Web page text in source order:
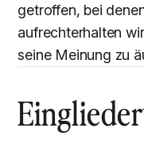
getroffen, bei
aufrechterhalten
seine Meinung zu